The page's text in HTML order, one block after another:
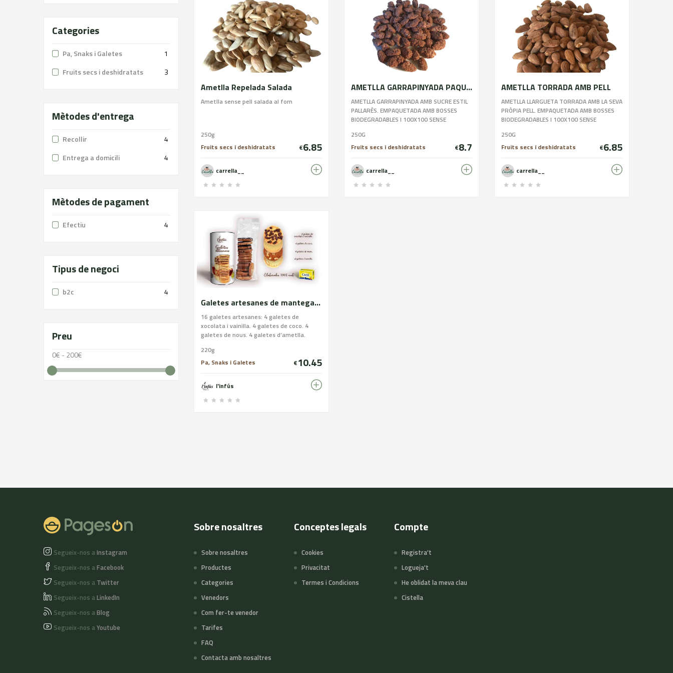
Ametlla Repelada Salada
Ametlla sense pell salada al forn
250g
Fruits secs i deshidratats
€6.85
carrella__
AMETLLA GARRAPINYADA PAQUITA
AMETLLA GARRAPINYADA AMB SUCRE ESTIL
PALLARÈS. EMPAQUETADA AMB BOSSES
BIODEGRADABLES I 100X100 SENSE
250G
Fruits secs i deshidratats
€8.7
carrella__
AMETLLA TORRADA AMB PELL
AMETLLA LLARGUETA TORRADA AMB LA SEVA
PRÒPIA PELL. EMPAQUETADA AMB BOSSES
BIODEGRADABLES I 100X100 SENSE
250G
Fruits secs i deshidratats
€6.85
carrella__
Galetes artesanes de mantega DOP Alt Urgell-Cerdanya. Assortit blanc
16 galetes artesanes: 4 galetes de
xocolata i vainilla. 4 galetes de coco. 4
galetes de nous. 4 galetes d’ametlla.
blat, mantega DOP Alt Urgell-Cerdanya,
sucre, ametlla, ou pasteuritzat, xocolata
emulgent: lecitina de soja), nous, coco i
sal. Al·lèrgens: Farina de blat, mantega,
ametlla, ou, soja i nous. CONTÉ GLUTEN.
220g
Pa, Snaks i Galetes
€10.45
l'infús
Categories
Pa, Snaks i Galetes
1
Fruits secs i deshidratats
3
Mètodes d'entrega
Recollir
4
Entrega a domicili
4
Mètodes de pagament
Efectiu 4
Tipus de negoci
b2c 4
Preu
0€ - 200€
Segueix-nos aInstagram
Segueix-nos aFacebook
Segueix-nos a Twitter
Segueix-nos aLinkedIn
Segueix-nos aBlog
Segueix-nos aYoutube
Sobre nosaltres
Sobre nosaltres
Productes
Categories
Venedors
Com fer-te venedor
Tarifes
FAQ
Contacta amb nosaltres
Conceptes legals
Cookies
Privacitat
Termes i Condicions
Compte
Registra't
Logueja't
He oblidat la meva clau
Cistella